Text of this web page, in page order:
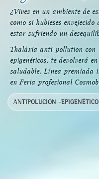
¿Vives en un ambiente de
como si hubieses
estar sufriendo un
Thalàxia anti-pollution con
epigenéticos, te devolverá
saludable. Línea premiada
en Feria profesional
ANTIPOLUCIÓN -EPIGENÉTICO